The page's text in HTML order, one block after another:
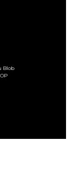
Blob